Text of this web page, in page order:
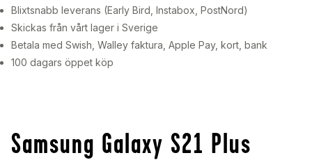
Blixtsnabb leverans (Early Bird, Instabox, PostNord)
Skickas från vårt lager i Sverige
Betala med Swish, Walley faktura, Apple Pay, kort, bank
100 dagars öppet köp
Samsung Galaxy S21 Plus